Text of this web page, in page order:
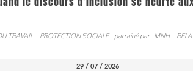
TRAVAIL PROTECTION SOCIALE parrainé par MNH
29 / 07 / 2026